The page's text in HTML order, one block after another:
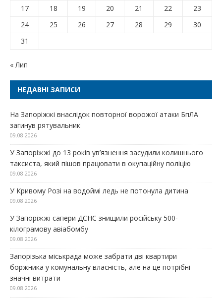
17
18 19 20 21 22
23
24
25 26 27 28 29
30
31
« Лип
НЕДАВНІ ЗАПИСИ
На Запоріжжі внаслідок повторної ворожої атаки БпЛА
загинув рятувальник
09.08.2026
У Запоріжжі до 13 років ув’язнення засудили колишнього
таксиста, який пішов працювати в окупаційну поліцію
09.08.2026
У Кривому Розі на водоймі ледь не потонула дитина
09.08.2026
У Запоріжжі сапери ДСНС знищили російську 500-
кілограмову авіабомбу
09.08.2026
Запорізька міськрада може забрати дві квартири
боржника у комунальну власність, але на це потрібні
значні витрати
09.08.2026